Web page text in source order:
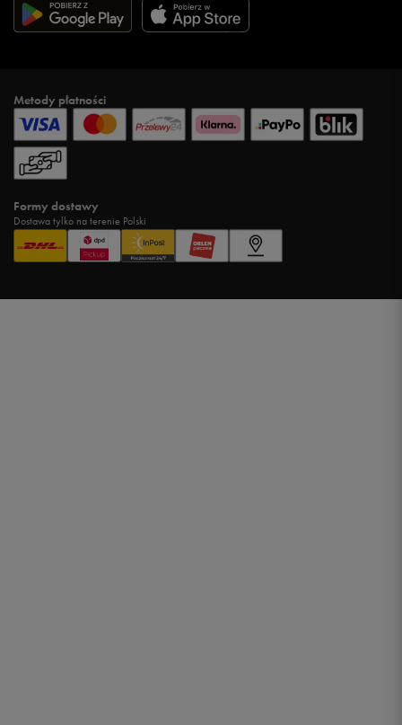
Metody płatności
Formy dostawy
Dostawa tylko na terenie Polski